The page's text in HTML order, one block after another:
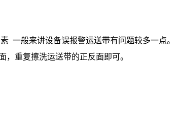
一般来讲设备误报警运送带有问题较多一点。
重复擦洗运送带的正反面即可。